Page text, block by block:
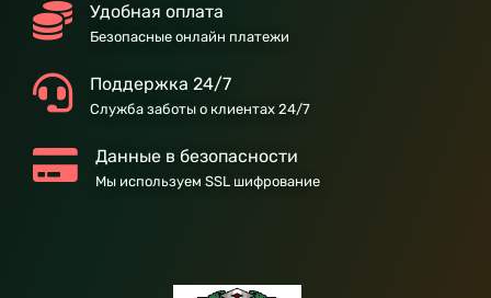
Удобная оплата
Безопасные онлайн платежи
Поддержка 24/7
Служба заботы о клиентах 24/7
Данные в безопасности
Мы используем SSL шифрование